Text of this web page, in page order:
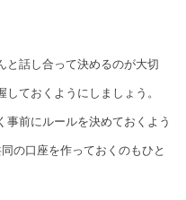
と話し合って決めるのが大切
ておくようにしましょう。
事前にルールを決めておくよう
の口座を作っておくのもひと